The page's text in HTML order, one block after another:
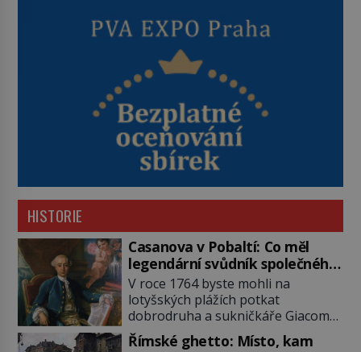
HISTORIE
Casanova v Pobaltí: Co měl
legendární svůdník společného
se svobodnými zednáři?
V roce 1764 byste mohli na
lotyšských plážích potkat
dobrodruha a sukničkáře Giacoma
Casanovu. Jeho cesta k Baltskému
moři však nebyla turistickým
Římské ghetto: Místo, kam